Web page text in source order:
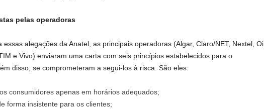
pelas operadoras
essas alegações da Anatel, as principais operadoras (Algar, Claro/NET, Nextel, Oi,
e Vivo) enviaram uma carta com seis princípios estabelecidos para o
disso, se comprometeram a segui-los à risca. São eles:
consumidores apenas em horários adequados;
forma insistente para os clientes;